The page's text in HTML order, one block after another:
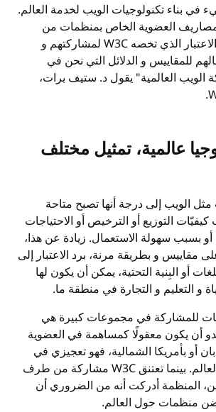
بناء تكنولوجيات الويب لخدمة العالم.
لمصاريف العضوية الخاص بمنظمات من
الاعتبار الذي تخصهW3C لمشاركتهم و
للمقاييس و الدلائل التي نحن في
الويب العالمية" يقول د. ستيف برات،
.
عالمية، تمثيل مختلف
مثل الويب إلى درجة أنها تصبح متاحة
التوزيع أو الترخيص أو الاحتياجات
بسبب سهولة الاستعمال. زيادة عن هذا،
مقاييس و بطريقة مرنة، برد الاعتبار إلى
أو البِنية التحتية، يمكن أن يكون لها
و التعليم و التجارة في منطقة ما.
للمشاركة في مجموعات كبيرة هي
أن يكون معقولًا كمساهمة في العضوية
أو بأمريكا الشمالية، فهو تعجيزي في
بينما تعتنقW3C مشاركة من طرف
المنظمة أدركت أنه من الضروري أن
منظمات حول العالم.